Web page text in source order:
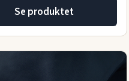
Se produktet